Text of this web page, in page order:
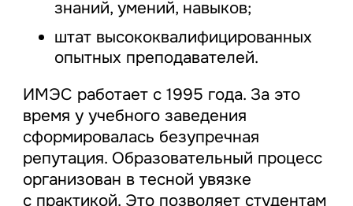
знаний, умений, навыков;
штат высококвалифицированных
опытных преподавателей.
ИМЭС работает с 1995 года. За это
время у учебного заведения
сформировалась безупречная
репутация. Образовательный процесс
организован в тесной увязке
с практикой. Это позволяет студентам